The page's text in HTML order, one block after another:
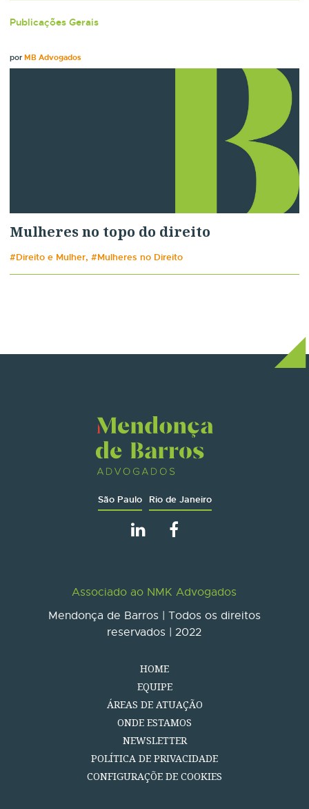
Publicações Gerais
porMB Advogados
Mulheres no topo do direito
#Direito e Mulher, #Mulheres no Direito
São Paulo Rio de Janeiro
Associado ao NMK Advogados
Mendonça de Barros | Todos os direitos
reservados | 2022
HOME
EQUIPE
ÁREAS DE ATUAÇÃO
ONDE ESTAMOS
NEWSLETTER
POLÍTICA DE PRIVACIDADE
CONFIGURAÇÕE DE COOKIES